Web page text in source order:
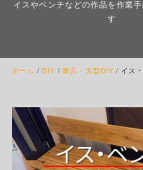
イスやベンチなどの作品を作業
す
ホーム DIY 家具・大型DIY イス